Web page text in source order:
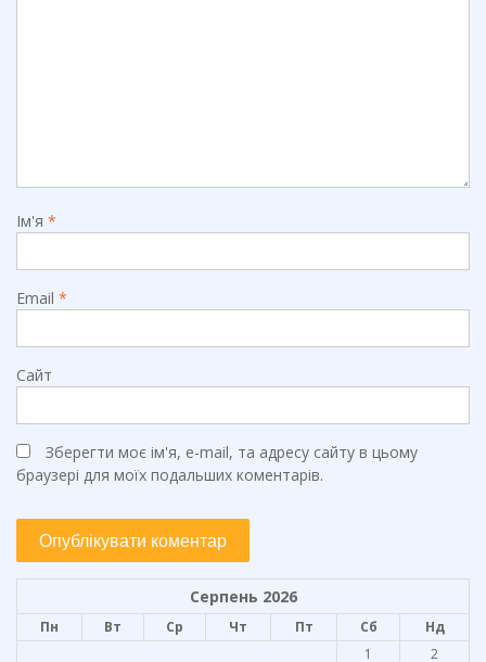
Ім'я *
Email *
Сайт
Зберегти моє ім'я, e-mail, та адресу сайту в цьому
браузері для моїх подальших коментарів.
Серпень 2026
Пн Вт Ср Чт Пт Сб
Нд
1
2